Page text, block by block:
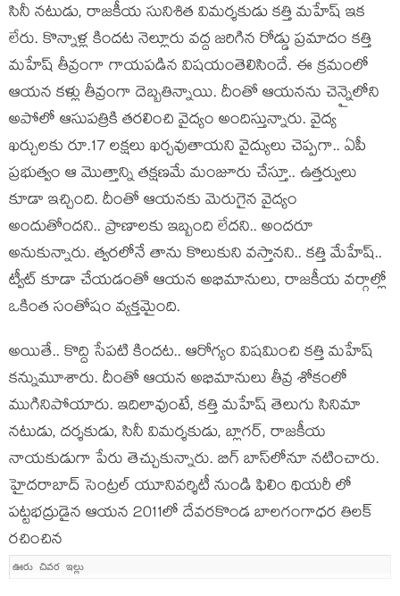
సినీ న‌టుడు, రాజ‌కీయ సునిశిత విమ‌ర్శ‌కుడు క‌త్తి మ‌హేష్ ఇక
లేరు. కొన్నాళ్ల కింద‌ట నెల్లూరు వ‌ద్ద జ‌రిగిన రోడ్డు ప్ర‌మాదం క‌త్తి
మ‌హేష్ తీవ్రంగా గాయ‌ప‌డిన విష‌యంతెలిసిందే. ఈ క్ర‌మంలో
ఆయ‌న క‌ళ్లు తీవ్రంగా దెబ్బ‌తిన్నాయి. దీంతో ఆయ‌న‌ను చెన్నైలోని
అపోలో ఆసుప‌త్రికి త‌ర‌లించి వైద్యం అందిస్తున్నారు. వైద్య
ఖ‌ర్చుల‌కు రూ.17 ల‌క్ష‌లు ఖ‌ర్చ‌వుతాయ‌ని వైద్యులు చెప్పగా.. ఏపీ
ప్ర‌భుత్వం ఆ మొత్తాన్ని త‌క్ష‌ణ‌మే మంజూరు చేస్తూ.. ఉత్త‌ర్వులు
కూడా ఇచ్చింది. దీంతో ఆయ‌న‌కు మెరుగైన వైద్యం
అందుతోంద‌ని.. ప్రాణాల‌కు ఇబ్బంది లేద‌ని.. అంద‌రూ
అనుకున్నారు. త్వ‌ర‌లోనే తాను కొలుకుని వ‌స్తాన‌ని.. క‌త్తి మేహేష్‌..
ట్వీట్ కూడా చేయ‌డంతో ఆయ‌న అభిమానులు, రాజ‌కీయ వ‌ర్గాల్లో
ఒకింత సంతోషం వ్య‌క్త‌మైంది.
అయితే.. కొద్ది సేప‌టి కింద‌ట‌.. ఆరోగ్యం విష‌మించి క‌త్తి మ‌హేష్
క‌న్నుమూశారు. దీంతో ఆయ‌న అభిమానులు తీవ్ర శోకంలో
ముగినిపోయారు. ఇదిలావుంటే, కత్తి మహేష్ తెలుగు సినిమా
నటుడు, దర్శకుడు, సినీ విమర్శకుడు, బ్లాగర్, రాజకీయ
నాయకుడుగా పేరు తెచ్చుకున్నారు. బిగ్ బాస్‌లోనూ న‌టించారు.
హైదరాబాద్ సెంట్రల్ యూనివర్శిటీ నుండి ఫిలిం థియరీ లో
పట్టభద్రుడైన ఆయ‌న 2011లో దేవరకొండ బాలగంగాధర తిలక్
రచించిన
ఊరు చివర ఇల్లు